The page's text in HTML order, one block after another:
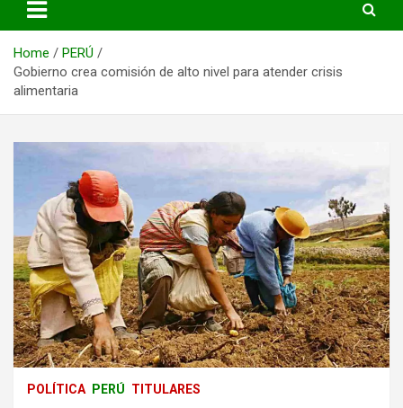
Home
PERÚ
Gobierno crea comisión de alto nivel para atender crisis
alimentaria
POLÍTICA PERÚ TITULARES